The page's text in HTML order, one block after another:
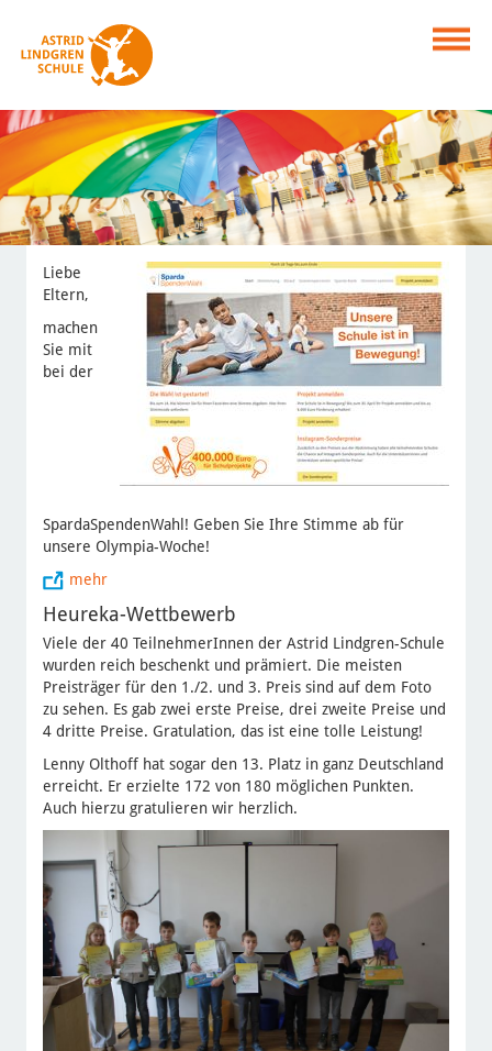
Liebe
Eltern,
machen
Sie mit
bei der
SpardaSpendenWahl! Geben Sie Ihre Stimme ab für
unsere Olympia-Woche!
mehr
Heureka-Wettbewerb
Viele der 40 TeilnehmerInnen der Astrid Lindgren-Schule
wurden reich beschenkt und prämiert. Die meisten
Preisträger für den 1./2. und 3. Preis sind auf dem Foto
zu sehen. Es gab zwei erste Preise, drei zweite Preise und
4 dritte Preise. Gratulation, das ist eine tolle Leistung!
Lenny Olthoff hat sogar den 13. Platz in ganz Deutschland
erreicht. Er erzielte 172 von 180 möglichen Punkten.
Auch hierzu gratulieren wir herzlich.